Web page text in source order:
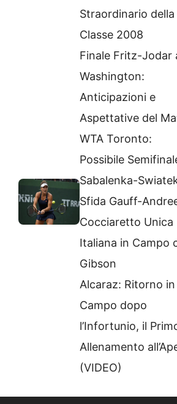
Straordinario della
Classe 2008
Finale Fritz-Jodar
Washington:
Anticipazioni e
Aspettative del
WTA Toronto:
Possibile
Sabalenka-
Sfida Gauff-
Cocciaretto Unica
Italiana in Campo
Gibson
Alcaraz: Ritorno in
Campo dopo
l’Infortunio, il
Allenamento
(VIDEO)